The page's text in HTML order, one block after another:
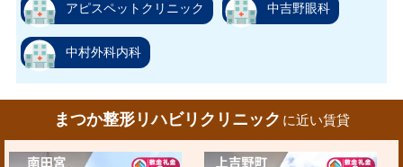
アピスペットクリニック 中吉野眼科
中村外科内科
まつか整形リハビリクリニック に近い賃貸